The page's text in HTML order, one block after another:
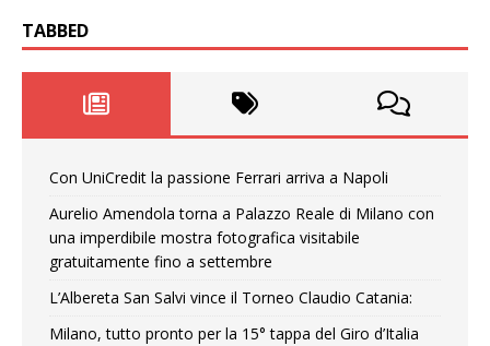
TABBED
Con UniCredit la passione Ferrari arriva a Napoli
Aurelio Amendola torna a Palazzo Reale di Milano con
una imperdibile mostra fotografica visitabile
gratuitamente fino a settembre
L’Albereta San Salvi vince il Torneo Claudio Catania:
Milano, tutto pronto per la 15° tappa del Giro d’Italia